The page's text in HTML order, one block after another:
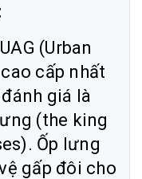
(Urban
cấp nhất
giá là
(the king
Ốp lưng
gấp đôi cho